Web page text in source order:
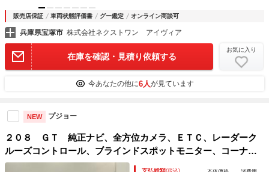
販売店保証 車両状態評価書 グー鑑定 オンライン商談可
兵庫県宝塚市 株式会社ネクストワン アイヴィア
在庫を確認・見積り依頼する
お気に入り
今あなたの他に6人が見ています
NEW プジョー
２０８ ＧＴ 純正ナビ、全方位カメラ、ＥＴＣ、レーダーク
ルーズコントロール、ブラインドスポットモニター、コーナー
センサー、レーンキープ、ＬＥＤオートヘッドライト
支払総額(税込)